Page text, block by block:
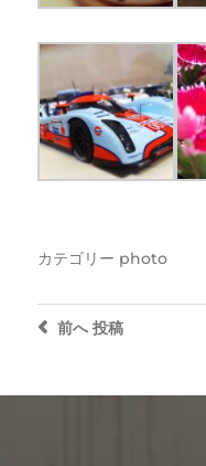
カテゴリー photo
前へ投稿